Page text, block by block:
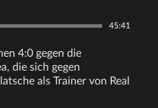
45:41
4:0 gegen die
die sich gegen
als Trainer von Real